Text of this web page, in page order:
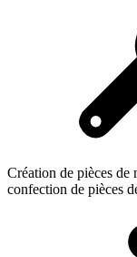
Création de pièces de
confection de pièces